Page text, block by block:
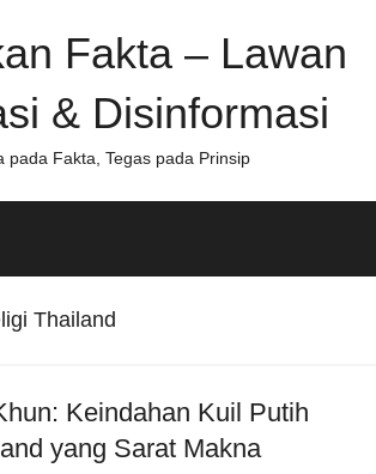
Fakta – Lawan
& Disinformasi
pada Fakta, Tegas pada Prinsip
Thailand
Keindahan Kuil Putih
yang Sarat Makna